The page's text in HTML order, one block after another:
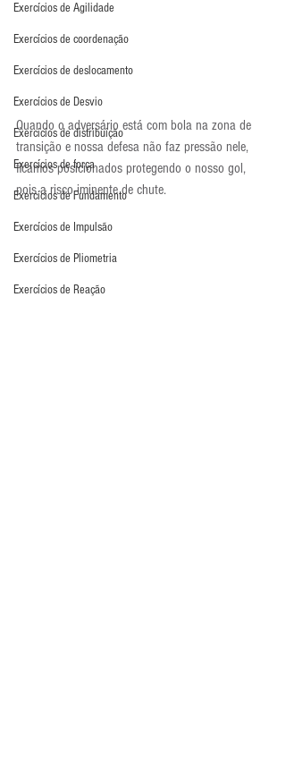
Exercícios de Agilidade
Exercícios de coordenação
Exercícios de deslocamento
Exercícios de Desvio
Exercícios de distribuição
Exercícios de força
Exercícios de Fundamento
Exercícios de Impulsão
Exercícios de Pliometria
Exercícios de Reação
Quando o adversário está com bola na zona de
transição e nossa defesa não faz pressão nele,
ficamos posicionados protegendo o nosso gol,
pois a risco iminente de chute.